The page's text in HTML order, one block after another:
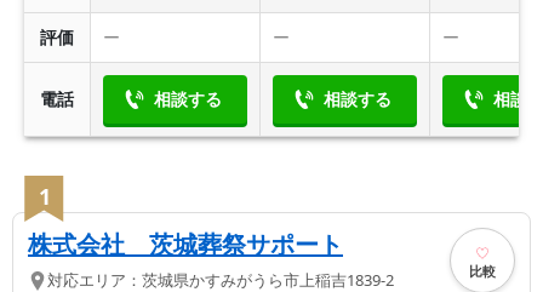
評価 ー ー ー
電話 相談する 相談する 相談
1
株式会社 茨城葬祭サポート
対応エリア： 茨城県かすみがうら市上稲吉1839-2 比較